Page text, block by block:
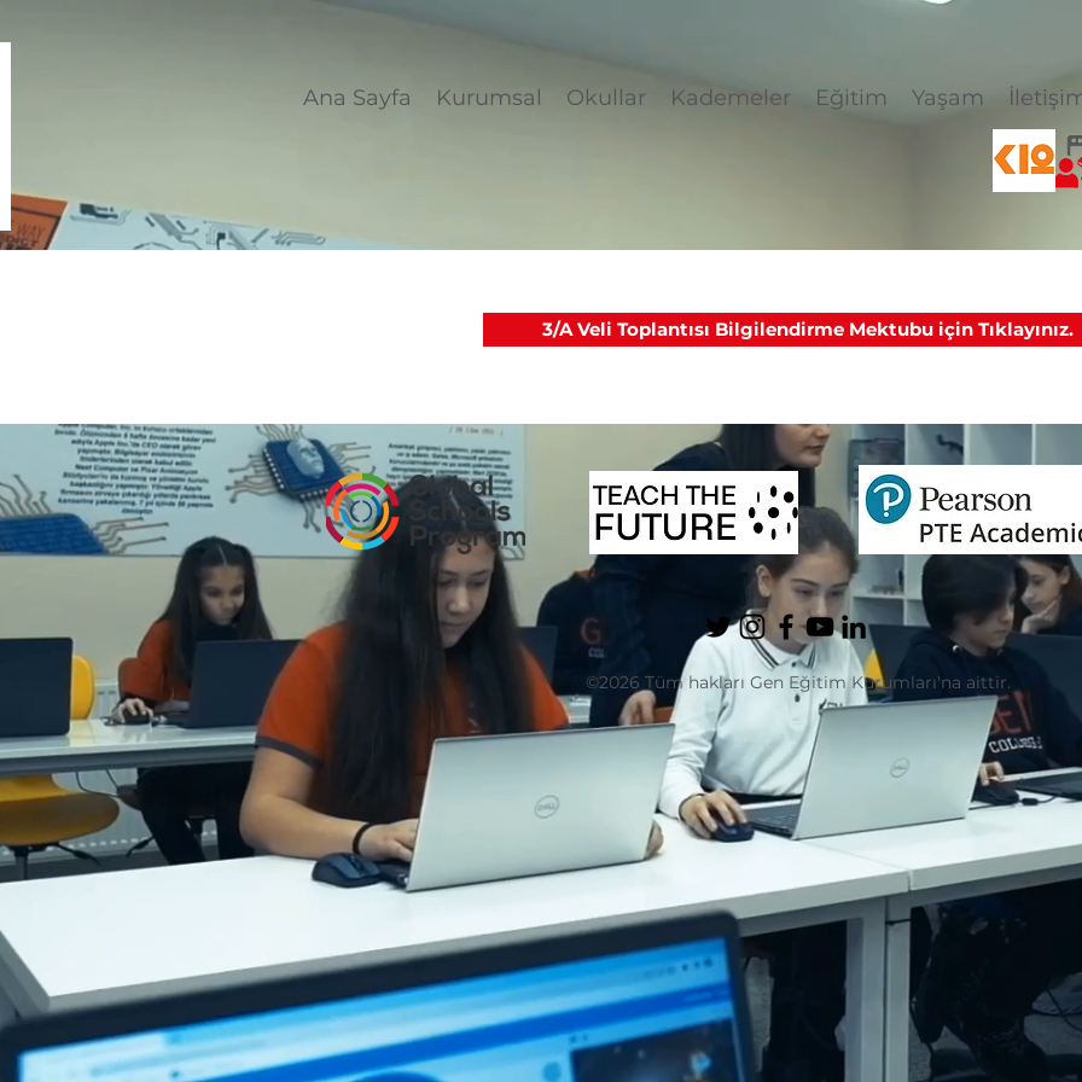
Ana Sayfa Kurumsal Okullar Kademeler Eğitim Yaşam
3/A Veli Toplantısı Bilgilendirme Mektubu için Tıklayınız.
©2026 Tüm hakları Gen Eğitim Kurumları'na aittir.